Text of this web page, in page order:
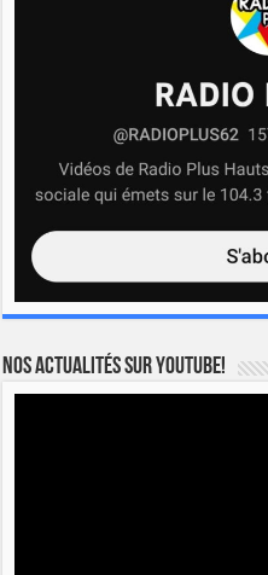
Nos actualités sur YOUTUBE!